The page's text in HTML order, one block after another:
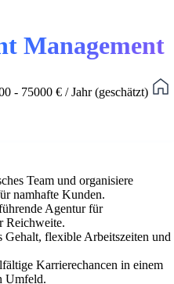
Management
- 75000 € / Jahr (geschätzt)
Team und organisiere
namhafte Kunden.
Agentur für
Reichweite.
Gehalt, flexible Arbeitszeiten und
Karrierechancen in einem
Umfeld.